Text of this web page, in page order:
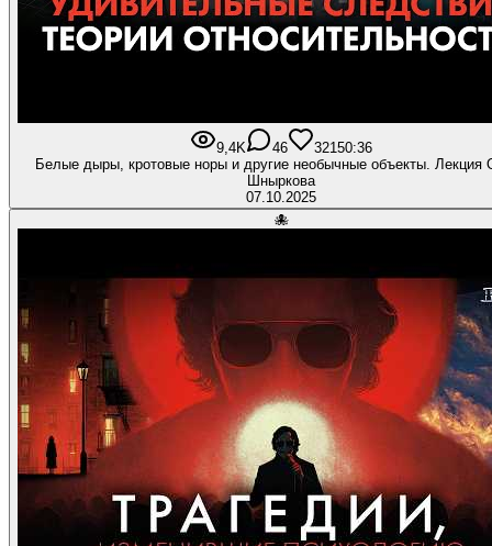
9,4K 46 32150:36
Белые дыры, кротовые норы и другие необычные объекты. Лекция
Шныркова
07.10.2025
🐙